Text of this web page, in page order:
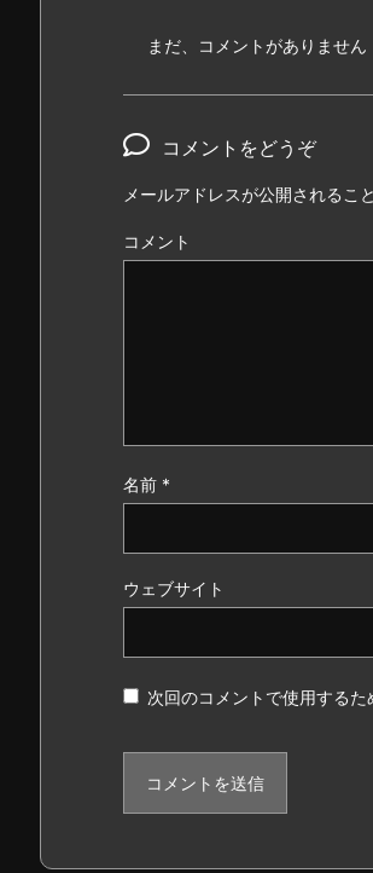
まだ、コメントがありません
コメントをどうぞ
メールアドレスが公開されるこ
コメント
名前 *
ウェブサイト
次回のコメントで使用する